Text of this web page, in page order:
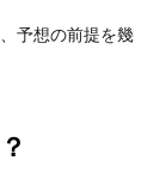
予想の前提を幾